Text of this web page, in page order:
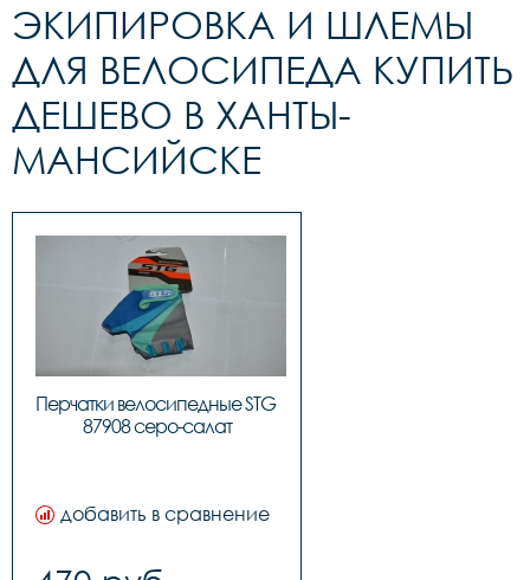
ЭКИПИРОВКА И ШЛЕМЫ
ДЛЯ ВЕЛОСИПЕДА КУПИТЬ
ДЕШЕВО В ХАНТЫ-
МАНСИЙСКЕ
Перчатки велосипедные STG
87908 серо-салат
добавить в сравнение